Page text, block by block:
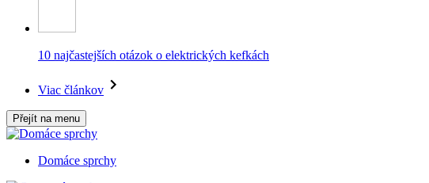
10 najčastejších otázok o elektrických kefkách
Viac článkov
Přejít na menu
Domáce sprchy